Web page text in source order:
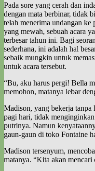
Pada sore yang cerah dan
dengan mata berbinar, tidak
telah menerima undangan
yang mewah, sebuah acara
terbesar tahun ini. Bagi
sederhana, ini adalah hal
sebaik mungkin untuk
untuk acara tersebut.
“Bu, aku harus pergi! Bella
memohon, matanya lebar
Madison, yang bekerja
pagi hari, tidak
putrinya. Namun
gaun-gaun di toko Fontaine
Madison tersenyum,
matanya. “Kita akan